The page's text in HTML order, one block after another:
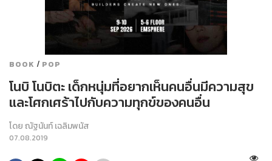
BOOK / POP
โนบิ โนบิตะ เด็กหนุ่มที่อยากเห็นคนอื่นมีความสุข
และโศกเศร้าไปกับความทุกข์ของคนอื่น
โดยณัฐนันท์ เฉลิมพนัส
07.08.2019